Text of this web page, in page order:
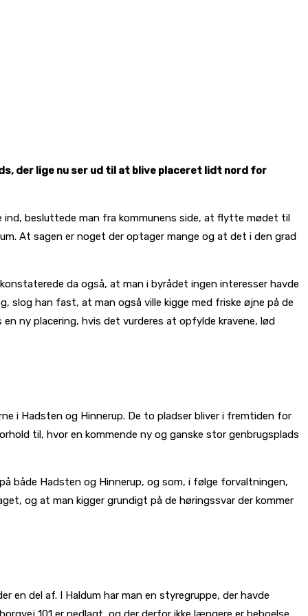
der lige nu ser ud til at blive placeret lidt nord for
ind, besluttede man fra kommunens side, at flytte mødet til
At sagen er noget der optager mange og at det i den grad
da også, at man i byrådet ingen interesser havde
slog han fast, at man også ville kigge med friske øjne på de
ny placering, hvis det vurderes at opfylde kravene, lød
i Hadsten og Hinnerup. De to pladser bliver i fremtiden for
til, hvor en kommende ny og ganske stor genbrugsplads
både Hadsten og Hinnerup, og som, i følge forvaltningen,
og at man kigger grundigt på de høringssvar der kommer
en del af. I Haldum har man en styregruppe, der havde